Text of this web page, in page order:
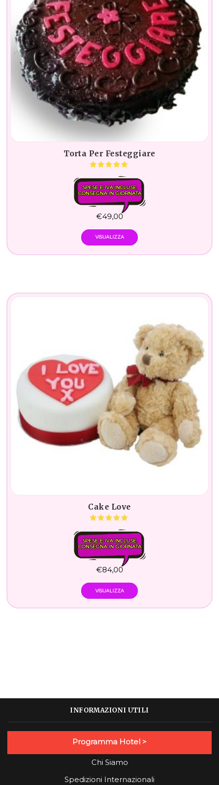
Torta Per Festeggiare
SPESE E IVA INCLUSE.
CONSEGNA IN GIORNATA
€49,00
VISUALIZZA
Cake Love
SPESE E IVA INCLUSE.
CONSEGNA IN GIORNATA
€84,00
VISUALIZZA
INFORMAZIONI UTILI
Programma Hotel >
Chi Siamo
Spedizioni Internazionali